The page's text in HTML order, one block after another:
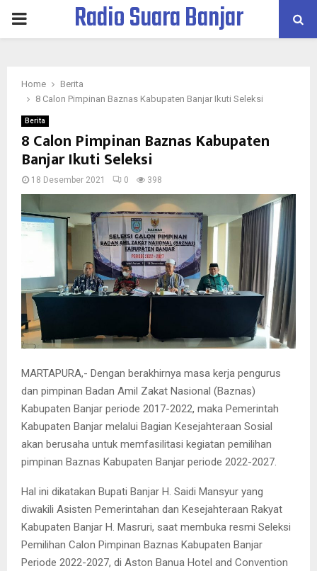
PRIMARYRadio Suara Banjar
Home
Berita
8 Calon Pimpinan Baznas Kabupaten Banjar Ikuti Seleksi
Berita
8 Calon Pimpinan Baznas Kabupaten
Banjar Ikuti Seleksi
18 Desember 2021 0 398
MARTAPURA,- Dengan berakhirnya masa kerja pengurus
dan pimpinan Badan Amil Zakat Nasional (Baznas)
Kabupaten Banjar periode 2017-2022, maka Pemerintah
Kabupaten Banjar melalui Bagian Kesejahteraan Sosial
akan berusaha untuk memfasilitasi kegiatan pemilihan
pimpinan Baznas Kabupaten Banjar periode 2022-2027.
Hal ini dikatakan Bupati Banjar H. Saidi Mansyur yang
diwakili Asisten Pemerintahan dan Kesejahteraan Rakyat
Kabupaten Banjar H. Masruri, saat membuka resmi Seleksi
Pemilihan Calon Pimpinan Baznas Kabupaten Banjar
Periode 2022-2027, di Aston Banua Hotel and Convention